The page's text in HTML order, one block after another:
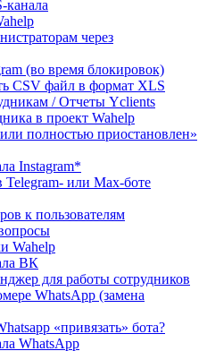
через
(во время блокировок)
CSV файл в формат XLS
/ Отчеты Yclients
в проект Wahelp
полностью приостановлен»
Instagram*
или Max-боте
к пользователям
Wahelp
ВК
для работы сотрудников
WhatsApp (замена
«привязать» бота?
WhatsApp